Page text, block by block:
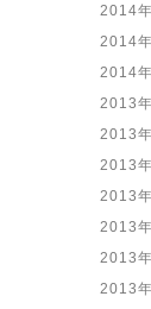
2014
2014
2014
2013
2013
2013
2013
2013
2013
2013